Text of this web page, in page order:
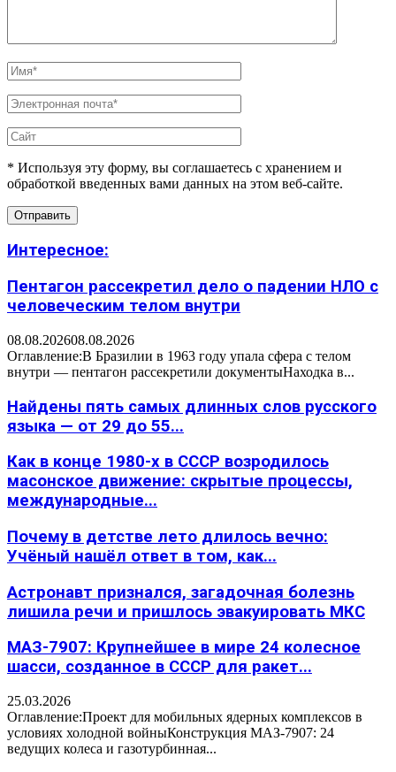
* Используя эту форму, вы соглашаетесь с хранением и
обработкой введенных вами данных на этом веб-сайте.
Интересное:
Пентагон рассекретил дело о падении НЛО с
человеческим телом внутри
08.08.202608.08.2026
Оглавление:В Бразилии в 1963 году упала сфера с телом
внутри — пентагон рассекретили документыНаходка в...
Найдены пять самых длинных слов русского
языка — от 29 до 55...
Как в конце 1980-х в СССР возродилось
масонское движение: скрытые процессы,
международные...
Почему в детстве лето длилось вечно:
Учёный нашёл ответ в том, как...
Астронавт признался, загадочная болезнь
лишила речи и пришлось эвакуировать МКС
МАЗ-7907: Крупнейшее в мире 24 колесное
шасси, созданное в СССР для ракет...
25.03.2026
Оглавление:Проект для мобильных ядерных комплексов в
условиях холодной войныКонструкция МАЗ-7907: 24
ведущих колеса и газотурбинная...